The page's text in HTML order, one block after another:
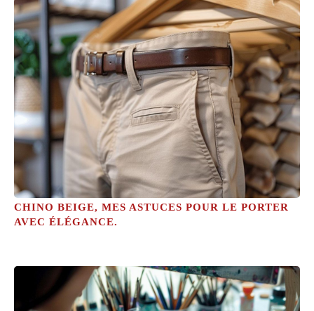
CHINO BEIGE, MES ASTUCES POUR LE PORTER
AVEC ÉLÉGANCE.